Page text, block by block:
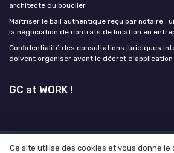
architecte du bouclier
Maîtriser le bail authentique reçu par notaire :
la négociation de contrats de location en
Confidentialité des consultations juridiques
doivent organiser avant le décret d'application
GC at WORK !
Mentions légales Politique de
Ce site utilise des cookies et vous donne le